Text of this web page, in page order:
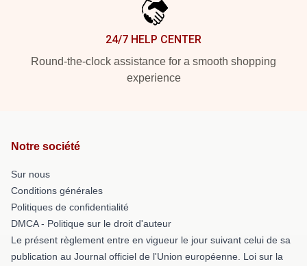
24/7 HELP CENTER
Round-the-clock assistance for a smooth shopping
experience
Notre société
Sur nous
Conditions générales
Politiques de confidentialité
DMCA - Politique sur le droit d'auteur
Le présent règlement entre en vigueur le jour suivant celui de sa
publication au Journal officiel de l'Union européenne. Loi sur la